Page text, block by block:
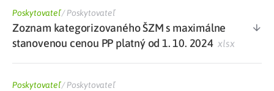
Poskytovateľ/Poskytovateľ
Zoznam kategorizovaného ŠZM s maximálne
stanovenou cenou PP platný od 1. 10. 2024xlsx
Poskytovateľ/Poskytovateľ